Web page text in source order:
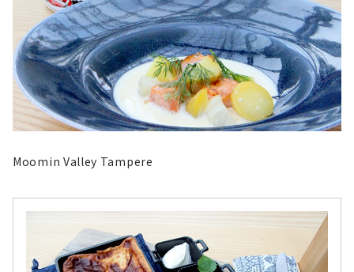
Moomin Valley Tampere​